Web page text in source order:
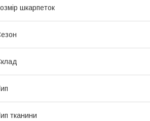
шкарпеток
тканини